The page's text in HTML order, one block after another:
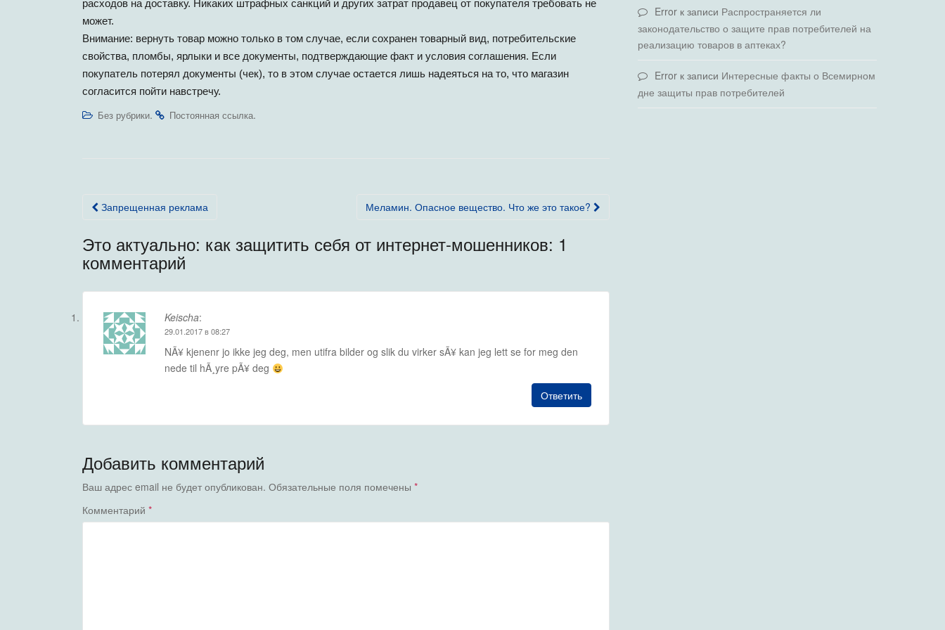
расходов на доставку. Никаких штрафных санкций и других затрат продавец от покупателя требовать не
может.
Внимание: вернуть товар можно только в том случае, если сохранен товарный вид, потребительские
свойства, пломбы, ярлыки и все документы, подтверждающие факт и условия соглашения. Если
покупатель потерял документы (чек), то в этом случае остается лишь надеяться на то, что магазин
согласится пойти навстречу.
Без рубрики. Постоянная ссылка.
Навигация
записям
Запрещенная реклама Меламин. Опасное вещество. Что же это такое?
Это актуально: как защитить себя от интернет-мошенников: 1
комментарий
Keischa:
29.01.2017 в 08:27
NÃ¥ kjenenr jo ikke jeg deg, men utifra bilder og slik du virker sÃ¥ kan jeg lett se for meg den
nede til hÃ¸yre pÃ¥ deg
Ответить
Добавить комментарий
Ваш адрес email не будет опубликован. Обязательные поля помечены *
Комментарий *
Error к записи Распространяется ли
законодательство о защите прав потребителей на
реализацию товаров в аптеках?
Error к записи Интересные факты о Всемирном
дне защиты прав потребителей